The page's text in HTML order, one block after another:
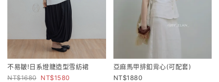
不易皺!日系燈籠造型雪紡裙
1680
1580
亞麻馬甲排釦背心(可配套)
1880